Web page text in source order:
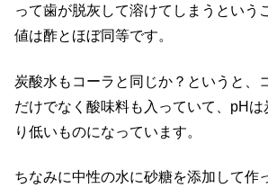
って歯が脱灰して溶けてしまうという
値は酢とほぼ同等です。
炭酸水もコーラと同じか？というと、
だけでなく酸味料も入っていて、pH
り低いものになっています。
ちなみに中性の水に砂糖を添加して作